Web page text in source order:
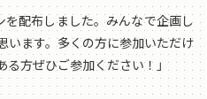
を配布しました。みんなで企画し
います。多くの方に参加いただけ
方ぜひご参加ください！」